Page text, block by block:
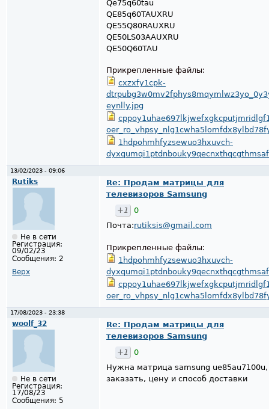
Qe75q60tau
QE85q60TAUXRU
QE55Q80RAUXRU
QE50LS03AAUXRU
QE50Q60TAU
Прикрепленные файлы:
cxzxfy1cpk-
eynlly.jpg
1hdpohmhfyzsewuo3hxuvch-
13/02/2023 - 09:06
Rutiks
Не в сети
Регистрация:
09/02/23
Сообщения: 2
Верх
Re: Продам матрицы для
телевизоров Samsung
+1
0
Почта:rutiksis@gmail.com
Прикрепленные файлы:
1hdpohmhfyzsewuo3hxuvch-
17/08/2023 - 23:38
woolf_32
Не в сети
Регистрация:
17/08/23
Сообщения: 5
Re: Продам матрицы для
телевизоров Samsung
+1
0
Нужна матрица samsung
заказать, цену и способ доставки